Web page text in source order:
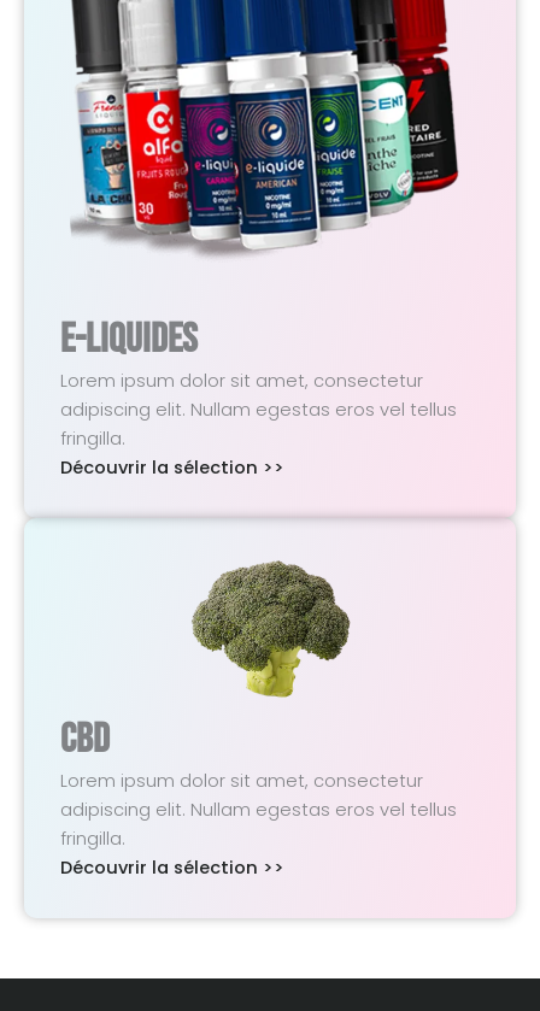
E-Liquides
Lorem ipsum dolor sit amet, consectetur
adipiscing elit. Nullam egestas eros vel tellus
fringilla.
Découvrir la sélection >>
CBD
Lorem ipsum dolor sit amet, consectetur
adipiscing elit. Nullam egestas eros vel tellus
fringilla.
Découvrir la sélection >>